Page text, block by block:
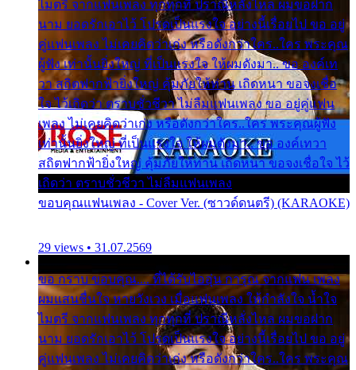
ไมตรี จากแฟนเพลง ทุกทุกที่ ปราณีหลั่งไหล ผมขอฝาก
นาม ยอดรักเอาไว้ โปรดเป็นแรงใจ อย่างนี้เรื่อยไป ขอ อยู่
คู่แฟนเพลง ไม่เคยคิดว่าเก่ง หรือดังกว่าใคร..ใคร พระคุณ
ผู้ฟัง เท่านั้นยิ่งใหญ่ ที่เป็นแรงใจ ให้ผมดังมา.. ขอ องค์เท
วา สถิตฟากฟ้ายิ่งใหญ่ คุ้มภัยให้ท่าน เถิดหนา ขอจงเชื่อ
ใจ ไว้เถิดว่า ตราบชั่วชีวา ไม่ลืมแฟนเพลง ขอ อยู่คู่แฟน
เพลง ไม่เคยคิดว่าเก่ง หรือดังกว่าใคร..ใคร พระคุณผู้ฟัง
เท่านั้นยิ่งใหญ่ ที่เป็นแรงใจ ให้ผมดังมา.. ขอ องค์เทวา
สถิตฟากฟ้ายิ่งใหญ่ คุ้มภัยให้ท่าน เถิดหนา ขอจงเชื่อใจ ไว้
เถิดว่า ตราบชั่วชีวา ไม่ลืมแฟนเพลง
ขอบคุณแฟนเพลง - Cover Ver. (ซาวด์ดนตรี) (KARAOKE)
29 views • 31.07.2569
ขอ กราบ ขอบคุณ.... ที่ได้รับไออุ่น การุณ จากแฟน เพลง
ผมแสนชื่นใจ หายวังเวง เมื่อแฟนเพลง ให้กำลังใจ น้ำใจ
ไมตรี จากแฟนเพลง ทุกทุกที่ ปราณีหลั่งไหล ผมขอฝาก
นาม ยอดรักเอาไว้ โปรดเป็นแรงใจ อย่างนี้เรื่อยไป ขอ อยู่
คู่แฟนเพลง ไม่เคยคิดว่าเก่ง หรือดังกว่าใคร..ใคร พระคุณ